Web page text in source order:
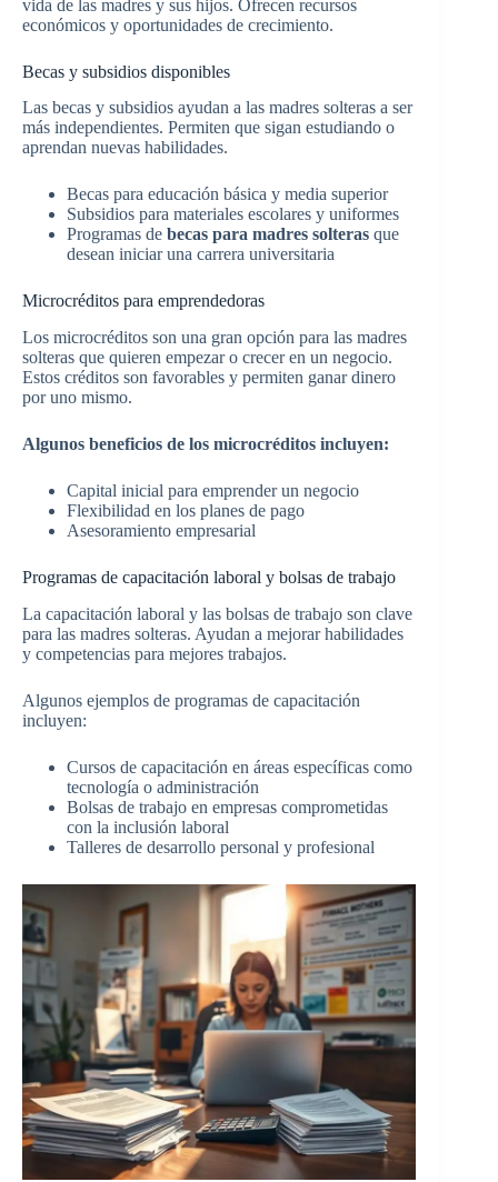
vida de las madres y sus hijos. Ofrecen recursos
económicos y oportunidades de crecimiento.
Becas y subsidios disponibles
Las becas y subsidios ayudan a las madres solteras a ser
más independientes. Permiten que sigan estudiando o
aprendan nuevas habilidades.
Becas para educación básica y media superior
Subsidios para materiales escolares y uniformes
Programas de becas para madres solteras que
desean iniciar una carrera universitaria
Microcréditos para emprendedoras
Los microcréditos son una gran opción para las madres
solteras que quieren empezar o crecer en un negocio.
Estos créditos son favorables y permiten ganar dinero
por uno mismo.
Algunos beneficios de los microcréditos incluyen:
Capital inicial para emprender un negocio
Flexibilidad en los planes de pago
Asesoramiento empresarial
Programas de capacitación laboral y bolsas de trabajo
La capacitación laboral y las bolsas de trabajo son clave
para las madres solteras. Ayudan a mejorar habilidades
y competencias para mejores trabajos.
Algunos ejemplos de programas de capacitación
incluyen:
Cursos de capacitación en áreas específicas como
tecnología o administración
Bolsas de trabajo en empresas comprometidas
con la inclusión laboral
Talleres de desarrollo personal y profesional